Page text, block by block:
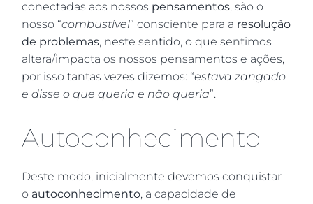
conectadas aos nossos pensamentos, são o
nosso “combustível” consciente para a resolução
de problemas, neste sentido, o que sentimos
altera/impacta os nossos pensamentos e ações,
por isso tantas vezes dizemos: “estava zangado
e disse o que queria e não queria”.
Autoconhecimento
Deste modo, inicialmente devemos conquistar
o autoconhecimento, a capacidade de